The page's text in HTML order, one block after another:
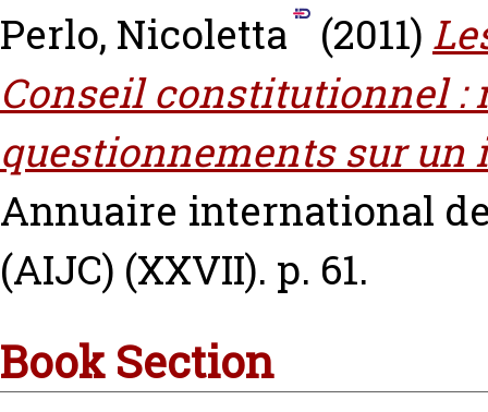
Perlo, Nicoletta
(2011)
Conseil constitutionnel :
questionnements sur
Annuaire international
(AIJC) (XXVII). p. 61.
Book Section